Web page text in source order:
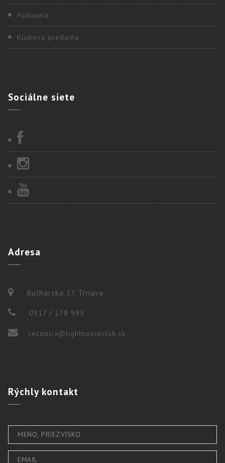
Podujatia
Klubová predajňa
Sociálne siete
Adresa
Bulharska 37, Trnava
0917 / 178 999
recepcia@lighthouseclub.sk
Rýchlykontakt